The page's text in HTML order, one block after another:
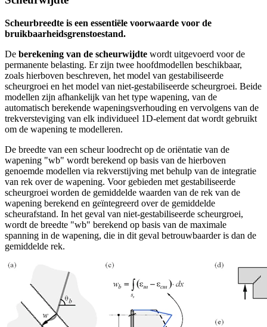
Scheurbreedte is een essentiële voorwaarde voor de
bruikbaarheidsgrenstoestand.
De berekening van de scheurwijdte wordt uitgevoerd voor de
permanente belasting. Er zijn twee hoofdmodellen beschikbaar,
zoals hierboven beschreven, het model van gestabiliseerde
scheurgroei en het model van niet-gestabiliseerde scheurgroei. Beide
modellen zijn afhankelijk van het type wapening, van de
automatisch berekende wapeningsverhouding en vervolgens van de
trekversteviging van elk individueel 1D-element dat wordt gebruikt
om de wapening te modelleren.
De breedte van een scheur loodrecht op de oriëntatie van de
wapening "wb" wordt berekend op basis van de hierboven
genoemde modellen via rekverstijving met behulp van de integratie
van rek over de wapening. Voor gebieden met gestabiliseerde
scheurgroei worden de gemiddelde waarden van de rek van de
wapening berekend en geïntegreerd over de gemiddelde
scheurafstand. In het geval van niet-gestabiliseerde scheurgroei,
wordt de breedte "wb" berekend op basis van de maximale
spanning in de wapening, die in dit geval betrouwbaarder is dan de
gemiddelde rek.